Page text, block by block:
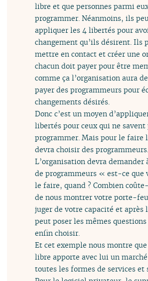
libre et que personnes parmi
programmer. Néanmoins, ils
appliquer les 4 libertés pour
changement qu’ils désirent. Ils
mettre en contact et créer une
chacun doit payer pour être
comme ça l’organisation aura
payer des programmeurs pour
changements désirés.
Donc c’est un moyen
libertés pour ceux qui ne savent
programmer. Mais pour le faire
devra choisir des programmeurs.
L’organisation devra demander
de programmeurs « est-ce que
le faire, quand ? Combien
de nous montrer votre porte-
juger de votre capacité et après
peut poser les mêmes
enfin choisir.
Et cet exemple nous montre
libre apporte avec lui un
toutes les formes de services et